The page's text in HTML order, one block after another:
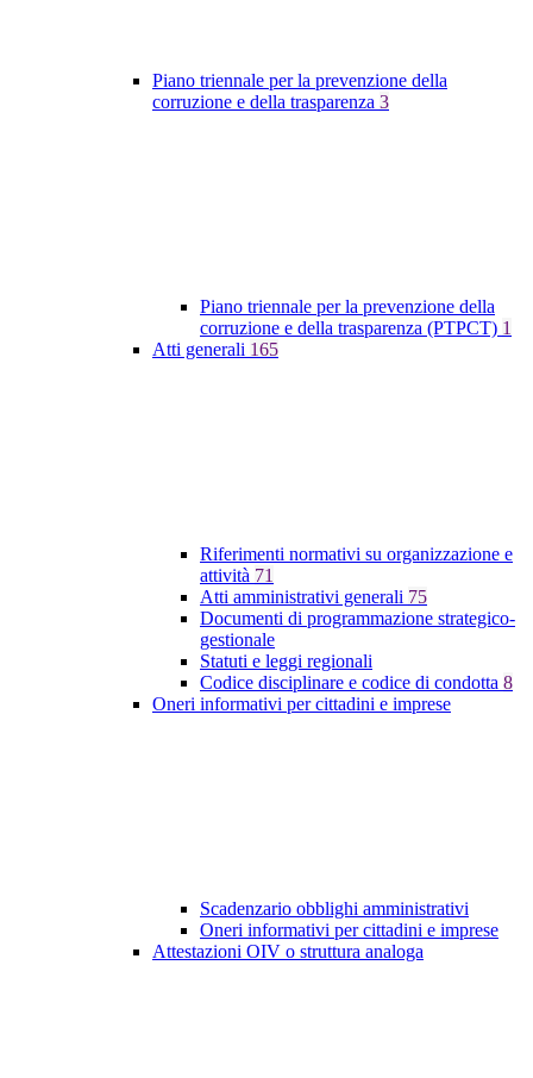
Piano triennale per la prevenzione della
corruzione e della trasparenza 3
Piano triennale per la prevenzione della
corruzione e della trasparenza (PTPCT) 1
Atti generali 165
Riferimenti normativi su organizzazione e
attività 71
Atti amministrativi generali 75
Documenti di programmazione strategico-
gestionale
Statuti e leggi regionali
Codice disciplinare e codice di condotta 8
Oneri informativi per cittadini e imprese
Scadenzario obblighi amministrativi
Oneri informativi per cittadini e imprese
Attestazioni OIV o struttura analoga